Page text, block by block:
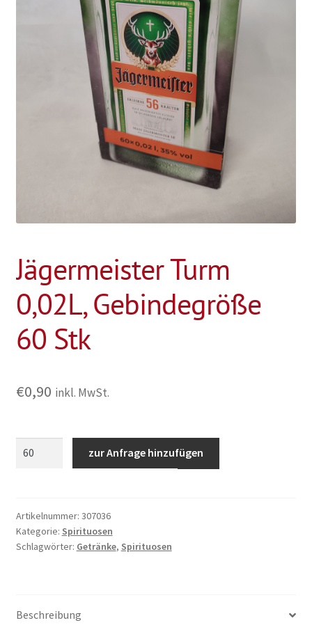
Jägermeister Turm
0,02L, Gebindegröße
60 Stk
€0,90 inkl. MwSt.
60
Stk
Menge
zur Anfrage hinzufügen
Artikelnummer: 307036
Kategorie: Spirituosen
Schlagwörter: Getränke, Spirituosen
Beschreibung